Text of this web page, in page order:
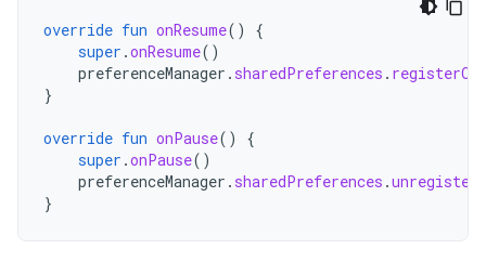
override fun onResume()
{
super .onResume()
preferenceManager . sharedPreferences .
}
override fun onPause()
{
super .onPause()
preferenceManager . sharedPreferences .
}